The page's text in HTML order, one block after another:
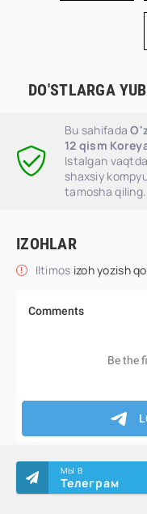
DO'STLARGA
Bu sahifada
12 qism
Istalgan
shaxsiy
tamosha qiling.
IZOHLAR
Iltimos izoh yozish
МЫ В
Телеграм